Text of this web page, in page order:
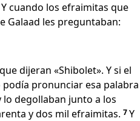
cuando los efraimitas que
Galaad les preguntaban:
dijeran «Shibolet». Y si el
pronunciar esa palabra
degollaban junto a los
y dos mil efraimitas. 7Y